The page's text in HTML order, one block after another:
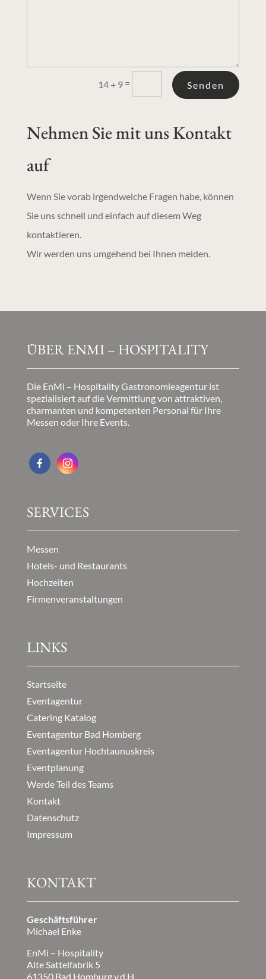
14 + 9 = Senden
Nehmen Sie mit uns Kontakt
auf
Wenn Sie vorab irgendwelche Fragen habe, können
Sie uns schnell und einfach auf diesem Weg
kontaktieren.
Wir werden uns umgehend bei Ihnen melden.
ÜBER ENMI – HOSPITALITY
Die EnMi – Hospitality Gastronomieagentur ist
spezialisiert auf die Vermittlung von attraktiven,
charmanten und kompetenten Personal für Ihre
Messen oder Ihre Events.
SERVICES
Messen
Hotels- und Restaurants
Hochzeiten
Firmenveranstaltungen
LINKS
Startseite
Eventagentur
Catering Katalog
Eventagentur Bad Homberg
Eventagentur Hochtaunuskreis
Eventplanung
Werde Teil des Teams
Kontakt
Datenschutz
Impressum
KONTAKT
Geschäftsführer
Michael Enke
EnMi – Hospitality
Alte Sattelfabrik 5
61350 Bad Homburg v.d.H.